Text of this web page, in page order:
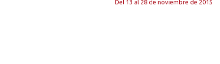
Del 13 al 28 de noviembre de 2015